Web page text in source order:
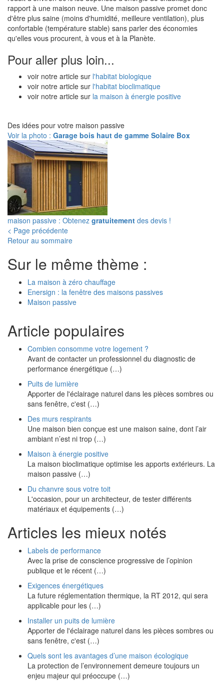
rapport à une maison neuve. Une maison passive promet donc
d'être plus saine (moins d'humidité, meilleure ventilation), plus
confortable (température stable) sans parler des économies
qu'elles vous procurent, à vous et à la Planète.
Pour aller plus loin...
voir notre article sur l'habitat biologique
voir notre article sur l'habitat bioclimatique
voir notre article sur la maison à énergie positive
Des idées pour votre maison passive
Voir la photo : Garage bois haut de gamme Solaire Box
maison passive : Obtenez gratuitement des devis !
< Page précédente
Retour au sommaire
Sur le même thème :
La maison à zéro chauffage
Enersign : la fenêtre des maisons passives
Maison passive
Article populaires
Combien consomme votre logement ?
Avant de contacter un professionnel du diagnostic de
performance énergétique (…)
Puits de lumière
Apporter de l'éclairage naturel dans les pièces sombres ou
sans fenêtre, c'est (…)
Des murs respirants
Une maison bien conçue est une maison saine, dont l’air
ambiant n’est ni trop (…)
Maison à énergie positive
La maison bioclimatique optimise les apports extérieurs. La
maison passive (…)
Du chanvre sous votre toit
L'occasion, pour un architecteur, de tester différents
matériaux et équipements (…)
Articles les mieux notés
Labels de performance
Avec la prise de conscience progressive de l’opinion
publique et le récent (…)
Exigences énergétiques
La future réglementation thermique, la RT 2012, qui sera
applicable pour les (…)
Installer un puits de lumière
Apporter de l'éclairage naturel dans les pièces sombres ou
sans fenêtre, c'est (…)
Quels sont les avantages d’une maison écologique
La protection de l’environnement demeure toujours un
enjeu majeur qui préoccupe (…)